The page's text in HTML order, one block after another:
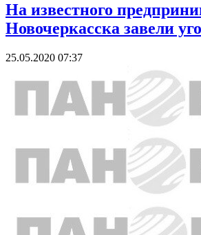
На известного
Новочеркасска завели
25.05.2020 07:37